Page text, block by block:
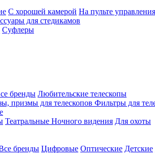
С хорошей камерой На пульте управления
для стедикамов
Суфлеры
бренды Любительские телескопы
призмы для телескопов Фильтры для
Театральные Ночного видения Для охоты
бренды Цифровые Оптические Детские